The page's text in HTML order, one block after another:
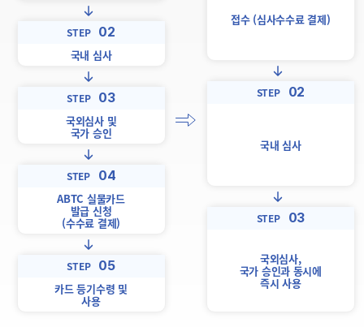
STEP 02
국내 심사
STEP 03
국외심사 및
국가 승인
STEP
04
ABTC 실물카드
발급 신청
(수수료 결제)
STEP 05
카드 등기수령 및
사용
접수 (심사수수료 결제)
STEP 02
국내 심사
STEP 03
국외심사,
국가 승인과 동시에
즉시 사용